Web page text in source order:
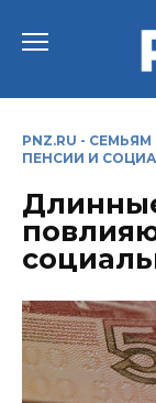
PNZ.RU - СЕМЬЯМ
ПЕНСИИ И